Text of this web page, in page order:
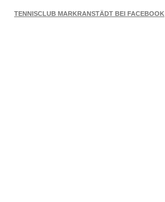
TENNISCLUB MARKRANSTÄDT BEI FACEBOOK